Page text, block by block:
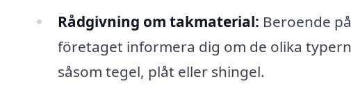
Rådgivning om takmaterial: Beroende
företaget informera dig om de olika
såsom tegel, plåt eller shingel.